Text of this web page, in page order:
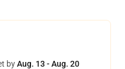
byAug. 13 - Aug. 20